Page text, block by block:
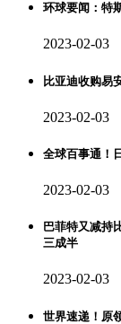
环球要闻：特
2023-02-03
比亚迪收购易
2023-02-03
全球百事通！
2023-02-03
巴菲特又减持
三成半
2023-02-03
世界速递！原